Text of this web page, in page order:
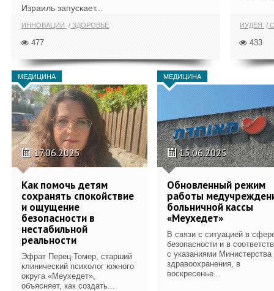
Израиль запускает...
ИННОВАЦИИ ЗДОРОВЬЕ
477
ИУДЕЯ
433
МЕДИЦИНА
17.06.2025
Как помочь детям
сохранять спокойствие
и ощущение
безопасности в
нестабильной
реальности
Эфрат Перец-Томер, старший
клинический психолог южного
округа «Меухедет»,
объясняет, как создать...
МЕДИЦИНА
15.06.2025
Обновленный режим
работы
больничной кассы
«Меухедет»
В связи с ситуацией в
безопасности и в
с указаниями Министерства
здравоохранения, в
воскресенье...